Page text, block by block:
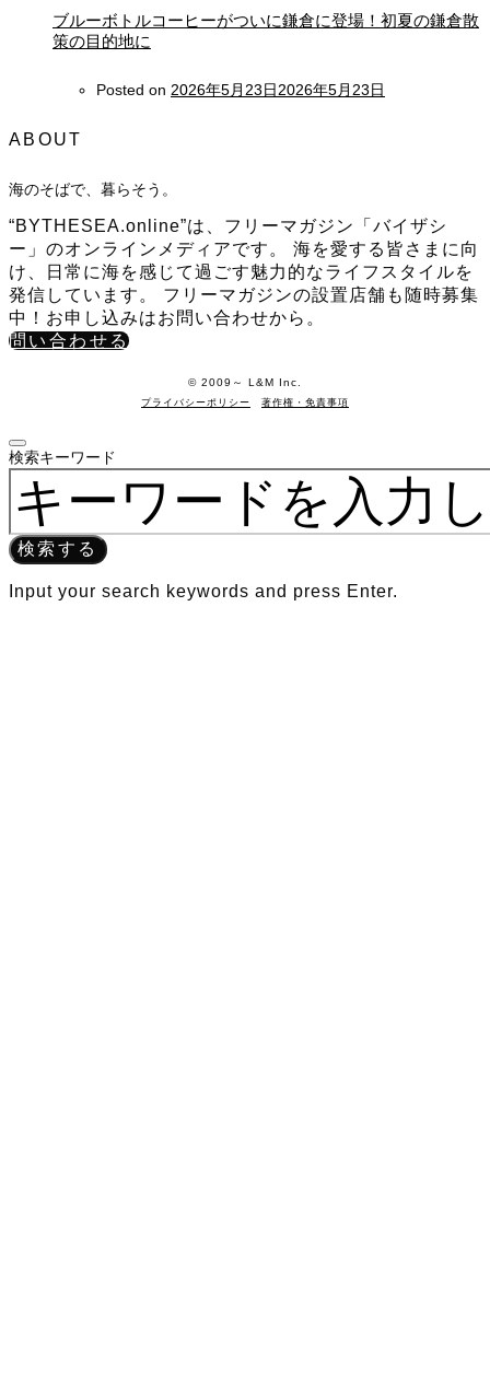
ブルーボトルコーヒーがついに鎌倉に登場！初夏の鎌倉散
策の目的地に
Posted on 2026年5月23日2026年5月23日
ABOUT
海のそばで、暮らそう。
“BYTHESEA.online”は、フリーマガジン「バイザシ
ー」のオンラインメディアです。 海を愛する皆さまに向
け、日常に海を感じて過ごす魅力的なライフスタイルを
発信しています。 フリーマガジンの設置店舗も随時募集
中！お申し込みはお問い合わせから。
問い合わせる
©️ 2009～ L&M Inc.
プライバシーポリシー 著作権・免責事項
検索キーワード
検索する
Input your search keywords and press Enter.